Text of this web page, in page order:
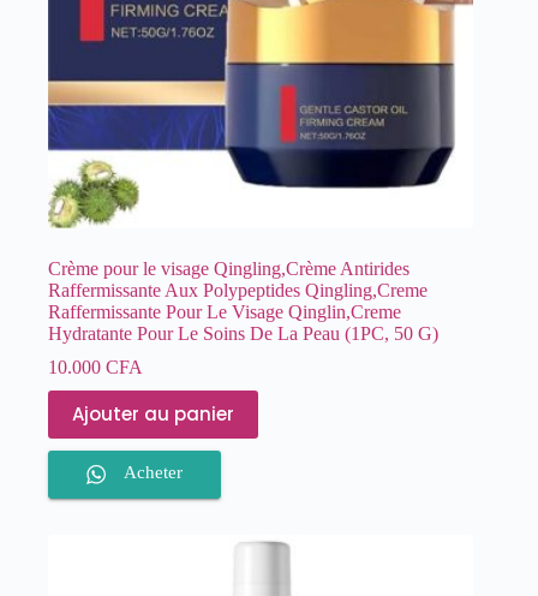
Crème pour le visage Qingling,Crème Antirides
Raffermissante Aux Polypeptides Qingling,Creme
Raffermissante Pour Le Visage Qinglin,Creme
Hydratante Pour Le Soins De La Peau (1PC, 50 G)
10.000 CFA
Ajouter au panier
Acheter